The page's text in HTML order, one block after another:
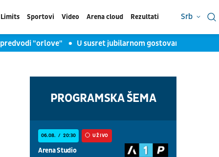
Limits Sportovi Video Arena cloud Rezultati Srb
"orlove" U susret jubilarnom gostovanju Harlem
PROGRAMSKA ŠEMA
06.08. 20:30 UŽIVO
Arena Studio